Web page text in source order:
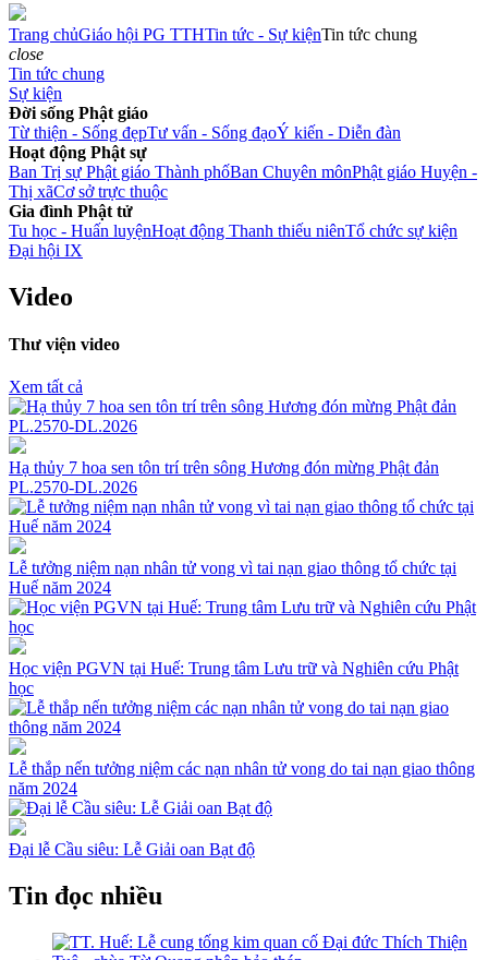
Trang chủGiáo hội PG TTHTin tức - Sự kiệnTin tức chung
close
Tin tức chung
Sự kiện
Đời sống Phật giáo
Từ thiện - Sống đẹpTư vấn - Sống đạoÝ kiến - Diễn đàn
Hoạt động Phật sự
Ban Trị sự Phật giáo Thành phốBan Chuyên mônPhật giáo Huyện -
Thị xãCơ sở trực thuộc
Gia đình Phật tử
Tu học - Huấn luyệnHoạt động Thanh thiếu niênTổ chức sự kiện
Đại hội IX
Video
Thư viện video
Xem tất cả
Hạ thủy 7 hoa sen tôn trí trên sông Hương đón mừng Phật đản
PL.2570-DL.2026
Lễ tưởng niệm nạn nhân tử vong vì tai nạn giao thông tổ chức tại
Huế năm 2024
Học viện PGVN tại Huế: Trung tâm Lưu trữ và Nghiên cứu Phật
học
Lễ thắp nến tưởng niệm các nạn nhân tử vong do tai nạn giao thông
năm 2024
Đại lễ Cầu siêu: Lễ Giải oan Bạt độ
Tin đọc nhiều